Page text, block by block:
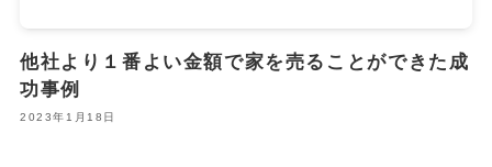
他社より１番よい金額で家を売ることができた成
功事例
2023年1月18日